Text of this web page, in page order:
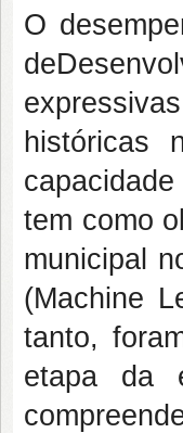
O
históricas
tem como
municipal
(Machine
tanto,
etapa da